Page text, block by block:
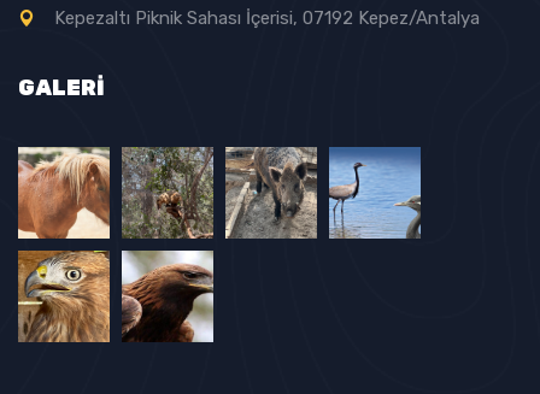
Kepezaltı Piknik Sahası İçerisi, 07192 Kepez/Antalya
GALERI